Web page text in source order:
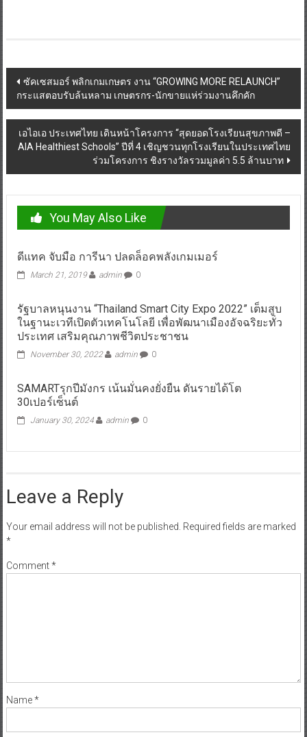
Post
navigation
ซัคเซสมอร์ พลิกเกมเกษตร งาน “GROWING MORE RELAUNCH”
กระแสตอบรับล้นหลาม เกษตรกร-นักขายแห่ร่วมงานคึกคัก
เอไอเอ ประเทศไทย เดินหน้าโครงการ “สุดยอดโรงเรียนสุขภาพดี –
AIA Healthiest Schools” ปีที่ 4 เชิญชวนทุกโรงเรียนในประเทศไทย
ร่วมโครงการ ชิงรางวัลรวมมูลค่า 5.5 ล้านบาท
You May Also Like
ดีแทค จับมือ การีนา ปลดล็อคพลังเกมเมอร์
March 21, 2019 admin 0
รัฐบาลหนุนงาน “Thailand Smart City Expo 2022” เต็มสูบ
ในฐานะเวทีเปิดตัวเทคโนโลยี เพื่อพัฒนาเมืองอัจฉริยะทั่ว
ประเทศ เสริมคุณภาพชีวิตประชาชน
November 30, 2022 admin 0
SAMARTรุกปีมังกร เน้นมั่นคงยั่งยืน ดันรายได้โต
30เปอร์เซ็นต์
January 30, 2024 admin 0
Leave a Reply
Your email address will not be published. Required fields are marked
*
Comment*
Name*